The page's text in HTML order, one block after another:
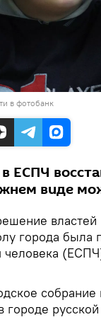
в фотобанк
ЕСПЧ
виде
властей
города была
человека
городе